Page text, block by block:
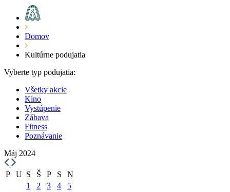
Domov
Kultúrne podujatia
Vyberte typ podujatia:
Všetky akcie
Kino
Vystúpenie
Zábava
Fitness
Poznávanie
Máj 2024
P U S Š P S
N
1
2 3 4
5